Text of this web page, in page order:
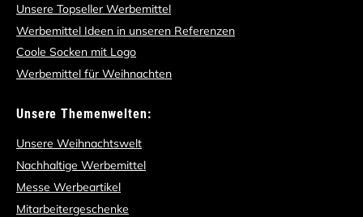
Unsere Topseller Werbemittel
Werbemittel Ideen in unseren Referenzen
Coole Socken mit Logo
Werbemittel für Weihnachten
Unsere Themenwelten:
Unsere Weihnachtswelt
Nachhaltige Werbemittel
Messe Werbeartikel
Mitarbeitergeschenke